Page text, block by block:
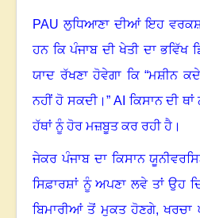
PAUਲੁਧਿਆਣਾ ਦੀਆਂ ਇਹ
ਹਨ ਕਿ ਪੰਜਾਬ ਦੀ ਖੇਤੀ ਦਾ ਭਵਿੱਖ
ਯਾਦ ਰੱਖਣਾ ਹੋਵੇਗਾ ਕਿ “ਮਸ਼ੀਨ
ਨਹੀਂ ਹੋ ਸਕਦੀ।”AI ਕਿਸਾਨ ਦੀ ਥਾਂ
ਹੱਥਾਂ ਨੂੰ ਹੋਰ ਮਜ਼ਬੂਤ ਕਰ ਰਹੀ ਹੈ।
ਜੇਕਰ ਪੰਜਾਬ ਦਾ ਕਿਸਾਨ
ਸਿਫ਼ਾਰਸ਼ਾਂ ਨੂੰ ਅਪਣਾ ਲਵੇ ਤਾਂ ਉਹ
ਬਿਮਾਰੀਆਂ ਤੋਂ ਮੁਕਤ ਹੋਣਗੇ,ਖਰਚਾ